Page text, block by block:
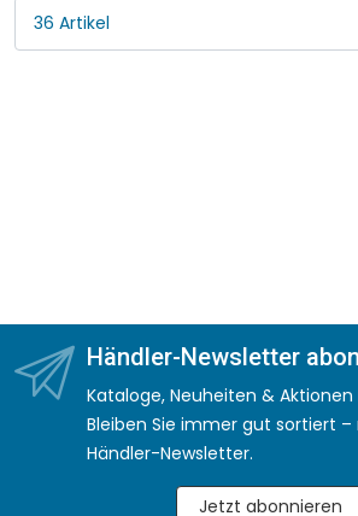
Händler-Newsletter
Kataloge, Neuheiten &
Bleiben Sie immer gut sortiert
Händler-Newsletter.
Jetzt abonnieren